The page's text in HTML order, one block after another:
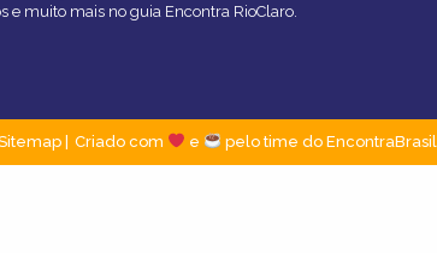
e muito mais no guia Encontra RioClaro.
Criado com e pelo time do EncontraBrasil